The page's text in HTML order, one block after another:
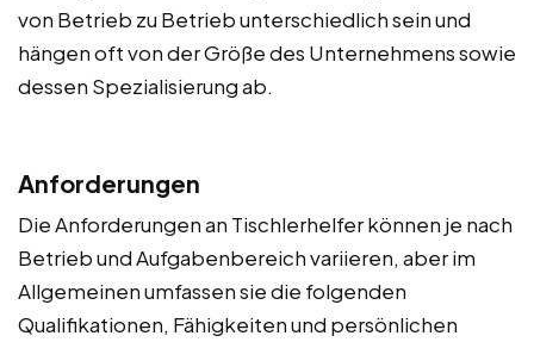
von Betrieb zu Betrieb unterschiedlich sein und
hängen oft von der Größe des Unternehmens sowie
dessen Spezialisierung ab.
Anforderungen
Die Anforderungen an Tischlerhelfer können je nach
Betrieb und Aufgabenbereich variieren, aber im
Allgemeinen umfassen sie die folgenden
Qualifikationen, Fähigkeiten und persönlichen